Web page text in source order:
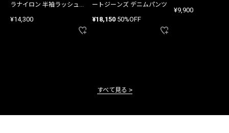
ラナイロン 半袖ラッシュガ
¥14,300
ートジーンズ デニムパンツ
¥18,150 50%OFF
¥9,900
すべて見る